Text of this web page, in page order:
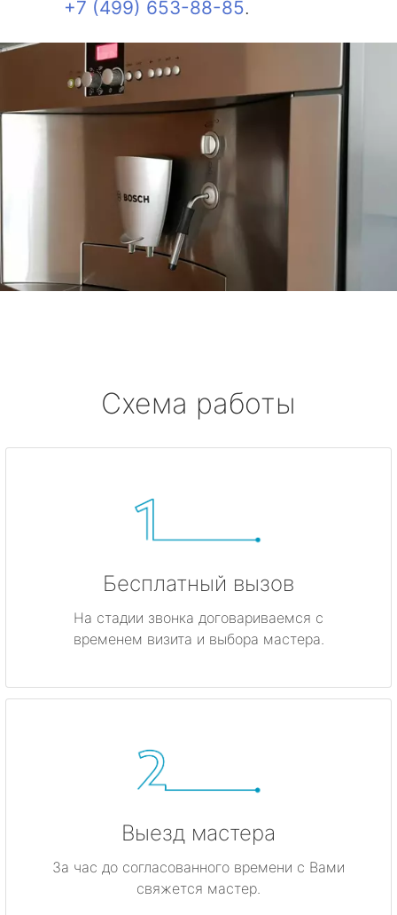
+7 (499) 653-88-85.
Схема работы
Бесплатный вызов
На стадии звонка договариваемся с
временем визита и выбора мастера.
Выезд мастера
За час до согласованного времени с Вами
свяжется мастер.